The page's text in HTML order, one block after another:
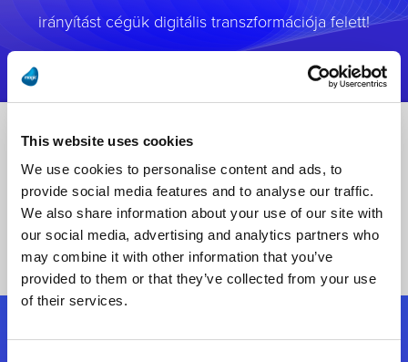
This website uses cookies
We use cookies to personalise content and ads, to
provide social media features and to analyse our traffic.
We also share information about your use of our site with
our social media, advertising and analytics partners who
may combine it with other information that you’ve
provided to them or that they’ve collected from your use
of their services.
irányítást cégük digitális transzformációja felett!
Kövessen minket!